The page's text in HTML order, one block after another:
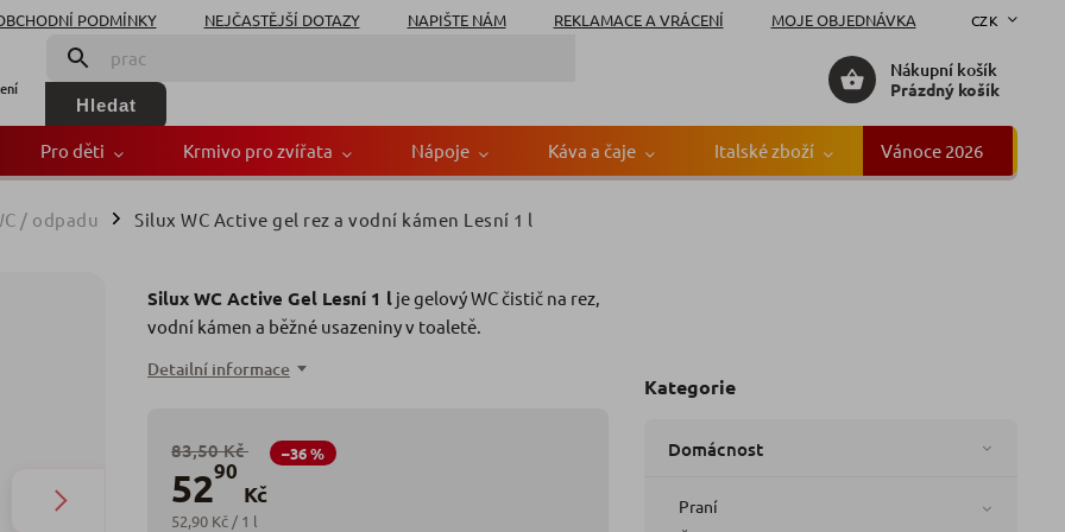
PODMÍNKY NEJČASTĚJŠÍ DOTAZY NAPIŠTE NÁM REKLAMACE A VRÁCENÍ MOJE OBJEDNÁVKA CZK
Hledat
Nákupní košík
Prázdný košík
Pro děti Krmivo pro zvířata Nápoje Káva a čaje Italské zboží Vánoce 2026
/ odpadu / Silux WC Active gel rez a vodní kámen Lesní 1 l
Kategorie
Domácnost
Praní
a vodní kámen Lesní 1 lZnačka: Silux
83,50 Kč –36 %
5290
Kč
52,90 Kč / 1 l
Silux WC Active Gel Lesní 1 l je gelový WC čistič na rez,
vodní kámen a běžné usazeniny v toaletě.
Detailní informace